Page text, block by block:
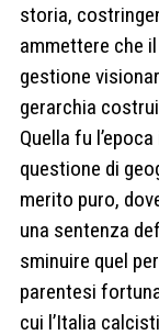
storia,
ammettere che
gestione
gerarchia
Quella fu
questione di
merito puro,
una sentenza
sminuire quel
parentesi
cui l’Italia